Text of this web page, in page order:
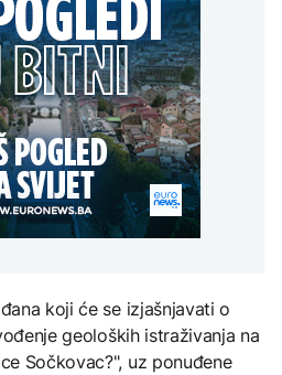
građanima Širokog
Brijega na racionalnu
suše i smanjenih
vode upućen apel
Širokog
na racionalnu
Grgurević traži
o planiranoj
elektrani u
Manastira Ostrog
Kina aktivirala vanredne
mjere zbog približavanja
Delfin
Belgiji otkrivena
fabrika cigareta,
milioni
cigareta i tone duhana
je Ciklospora i da li
širenje u Evropi?
Stiže
pozorišni
“Brechtovi
koji će se izjašnjavati o
geoloških istraživanja na
Sočkovac?", uz ponuđene